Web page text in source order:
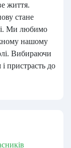
життя.
стане
Ми любимо
нашому
Вибираючи
пристрасть до